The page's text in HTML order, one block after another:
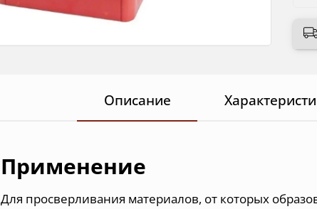
Описание
Применение
Для просверливания материалов, от которых